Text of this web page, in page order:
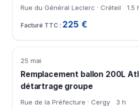
Rue du Général Leclerc · Créteil 1.5
225 €
25 mai
Remplacement ballon 200L
détartrage groupe
Rue de la Préfecture · Cergy 3 h